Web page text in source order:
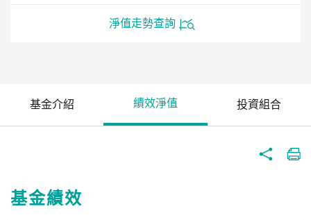
淨值走勢查詢
基金介紹 績效淨值 投資組合
基金績效